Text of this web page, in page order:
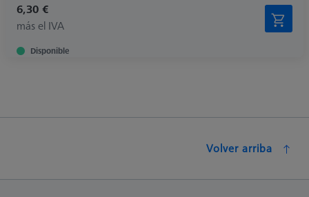
6,30 €
más el IVA
Disponible
Volver arriba